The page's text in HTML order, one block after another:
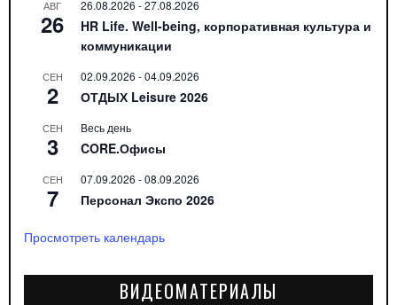
АВГ
26
26.08.2026 -27.08.2026
HR Life. Well-being, корпоративная культура и
коммуникации
СЕН
2
02.09.2026 -04.09.2026
ОТДЫХ Leisure 2026
СЕН
3
Весь день
CORE.Офисы
СЕН
7
07.09.2026 -08.09.2026
Персонал Экспо 2026
Просмотреть календарь
ВИДЕОМАТЕРИАЛЫ